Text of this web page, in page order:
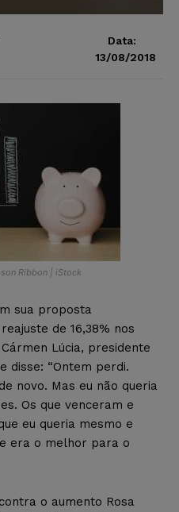
Data:
13/08/2018
Ribbon | iStock
sua proposta
de 16,38% nos
Lúcia, presidente
disse: “Ontem perdi.
novo. Mas eu não queria
Os que venceram e
eu queria mesmo e
era o melhor para o
o aumento Rosa